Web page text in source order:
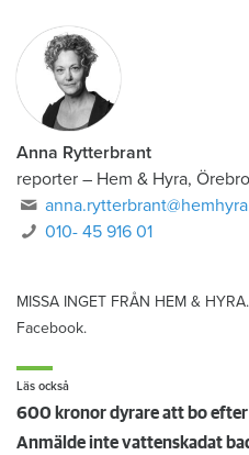
Anna Rytterbrant
reporter – Hem & Hyra, Örebro
010- 45 916 01
MISSA INGET FRÅN HEM & HYRA.
Facebook.
Läs också
600 kronor dyrare att bo efter